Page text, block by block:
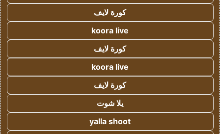
كورة لايف
koora live
كورة لايف
koora live
كورة لايف
يلا شوت
yalla shoot